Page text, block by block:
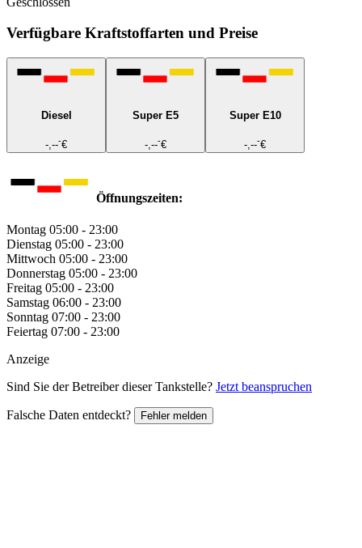
Verfügbare Kraftstoffarten und Preise
Diesel
-,---€
Super E5
-,---€
Super E10
-,---€
Öffnungszeiten:
Montag 05:00 - 23:00
Dienstag 05:00 - 23:00
Mittwoch 05:00 - 23:00
Donnerstag 05:00 - 23:00
Freitag 05:00 - 23:00
Samstag 06:00 - 23:00
Sonntag 07:00 - 23:00
Feiertag 07:00 - 23:00
Anzeige
Sind Sie der Betreiber dieser Tankstelle? Jetzt beanspruchen
Falsche Daten entdeckt? Fehler melden